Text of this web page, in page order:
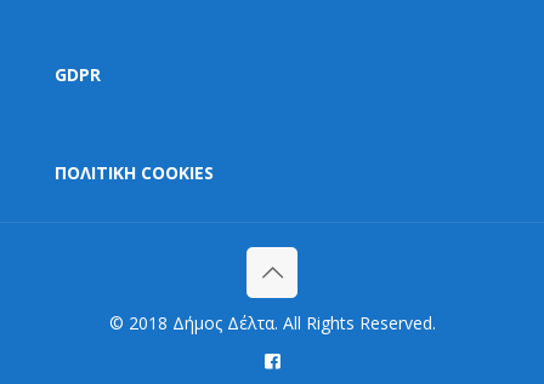
GDPR
ΠΟΛΙΤΙΚΗ COOKIES
© 2018 Δήμος Δέλτα. All Rights Reserved.